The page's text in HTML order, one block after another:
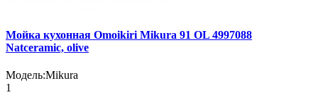
Мойка кухонная Omoikiri Mikura 91 OL 4997088
Natceramic, olive
Модель:Mikura
1